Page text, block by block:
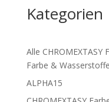
Kategorien
Alle
Farbe & Wasserstoffe
ALPHA1515
Produkte